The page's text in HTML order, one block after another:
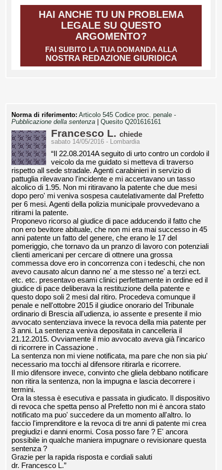
HAI ANCHE TU UN PROBLEMA
LEGALE SU QUESTO
ARGOMENTO?
FAI SUBITO LA TUA DOMANDA ALLA
NOSTRA REDAZIONE GIURIDICA
Norma di riferimento: Articolo 545 Codice proc. penale -
Pubblicazione della sentenza
Quesito Q201616161
Francesco L. chiede
sabato 14/05/2016 - Lombardia
“Il 22.08.2014A seguito di urto contro un cordolo il
veicolo da me guidato si metteva di traverso
rispetto all sede stradale. Agenti carabinieri in servizio di
pattuglia rilevavano l'incidente e mi accertavano un tasso
alcolico di 1.95. Non mi ritiravano la patente che due mesi
dopo pero' mi veniva sospesa cautelativamente dal Prefetto
per 6 mesi. Agenti della polizia municipale provvedevano a
ritirami la patente.
Proponevo ricorso al giudice di pace adducendo il fatto che
non ero bevitore abituale, che non mi era mai successo in 45
anni patente un fatto del genere, che erano le 17 del
pomeriggio, che tornavo da un pranzo di lavoro con potenziali
clienti americani per cercare di ottnere una grossa
commessa dove ero in concorrenza con i tedeschi, che non
avevo causato alcun danno ne' a me stesso ne' a terzi ect.
etc. etc. presentavo esami clinici perfettamente in ordine ed il
giudice di pace deliberava la restituzione della patente e
questo dopo soli 2 mesi dal ritiro. Procedeva comunque il
penale e nell'ottobre 2015 il giudice onorario del Tribunale
ordinario di Brescia all'udienza, io assente e presente il mio
avvocato sentenziava invece la revoca della mia patente per
3 anni. La sentenza veniva depositata in cancelleria il
21.12.2015. Ovviamente il mio avvocato aveva già l'incarico
di ricorrere in Cassazione .
La sentenza non mi viene notificata, ma pare che non sia piu'
necessario ma tocchi al difensore ritirarla e ricorrere.
Il mio difensore invece, convinto che gliela debbano notificare
non ritira la sentenza, non la impugna e lascia decorrere i
termini.
Ora la stessa è esecutiva e passata in giudicato. Il dispositivo
di revoca che spetta penso al Prefetto non mi è ancora stato
notificato ma puo' succedere da un momento all'altro. Io
faccio l'imprenditore e la revoca di tre anni di patente mi crea
pregiudizi e danni enormi. Cosa posso fare ? E' ancora
possibile in qualche maniera impugnare o revisionare questa
sentenza ?
Grazie per la rapida risposta e cordiali saluti
dr. Francesco L.”